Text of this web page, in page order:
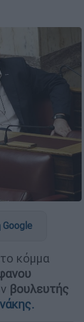
κόμμα
βουλευτής